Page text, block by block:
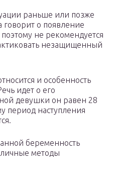
раньше или позже
говорит о появление
не рекомендуется
незащищенный
и особенность
идет о его
девушки он равен 28
период наступления
беременность
методы